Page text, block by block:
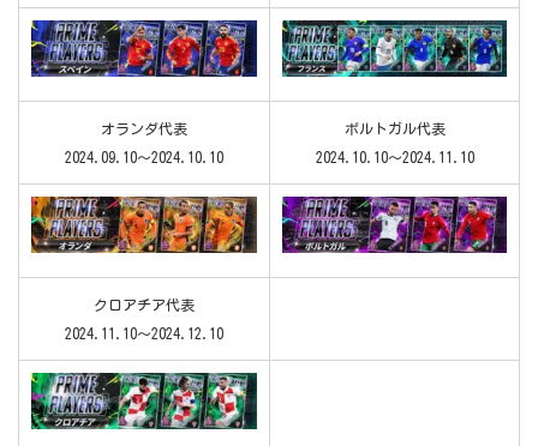
オランダ代表
2024.09.10～2024.10.10
ポルトガル代表
2024.10.10～2024.11.10
クロアチア代表
2024.11.10～2024.12.10